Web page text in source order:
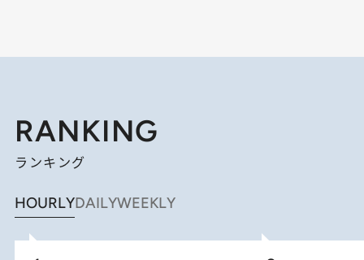
RANKING
ランキング
HOURLYDAILYWEEKLY